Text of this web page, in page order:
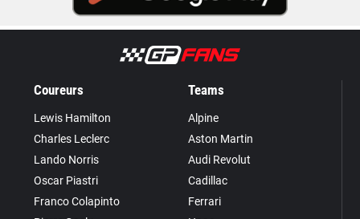
Coureurs
Lewis Hamilton
Charles Leclerc
Lando Norris
Oscar Piastri
Franco Colapinto
Teams
Alpine
Aston Martin
Audi Revolut
Cadillac
Ferrari